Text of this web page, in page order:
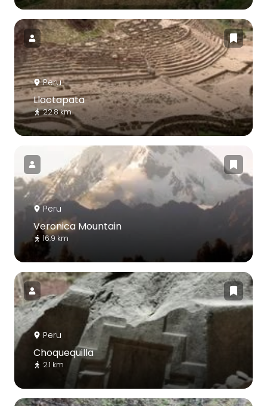
Peru
Llactapata
22.8 km
Peru
Veronica Mountain
16.9 km
Peru
Choquequilla
2.1 km